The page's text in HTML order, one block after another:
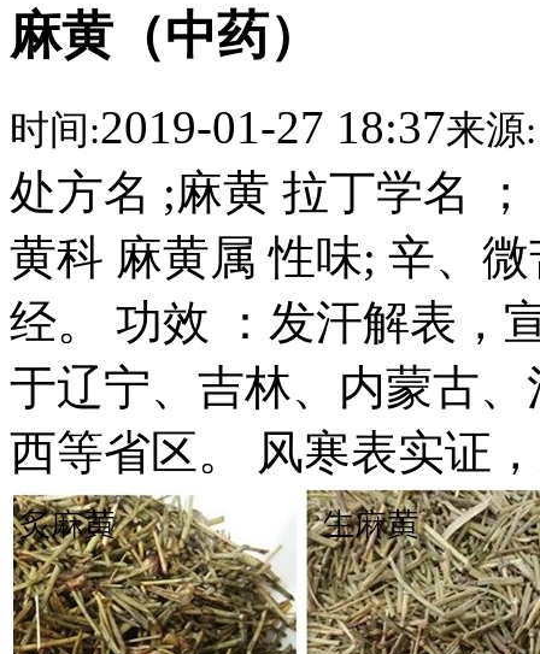
麻黄（中药）
时间:2019-01-27 18:37来源:
处方名 ;麻黄 拉丁学名 ；
黄科 麻黄属 性味; 辛、
经。 功效 ：发汗解表，
于辽宁、吉林、内蒙古
西等省区。 风寒表实证